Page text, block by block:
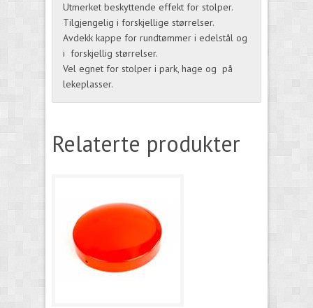
Utmerket beskyttende effekt for stolper.
Tilgjengelig i forskjellige størrelser.
Avdekk kappe for rundtømmer i edelstål og
i forskjellig størrelser.
Vel egnet for stolper i park, hage og på
lekeplasser.
Relaterte produkter